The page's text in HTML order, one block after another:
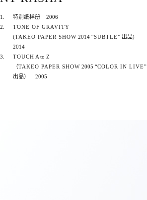
1. 特别纸样册
2006
2.
TONE OF GRAVITY
(TAKEO PAPER SHOW 2014 “SUBTLE” 出品)
2014
3.
TOUCH A to Z
（TAKEO PAPER SHOW 2005 “COLOR IN LIVE”
出品）
2005